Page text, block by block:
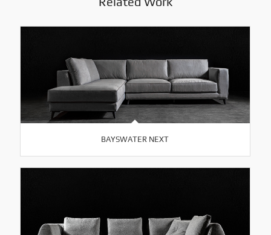
BAYSWATER NEXT